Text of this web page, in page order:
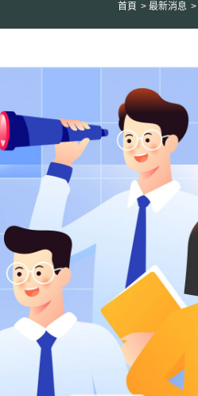
首頁 最新消息